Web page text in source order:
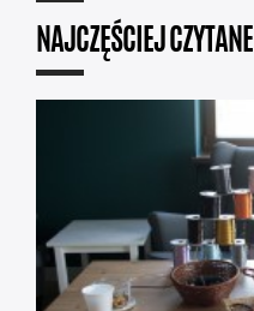
NAJCZĘŚCIEJ CZYTANE